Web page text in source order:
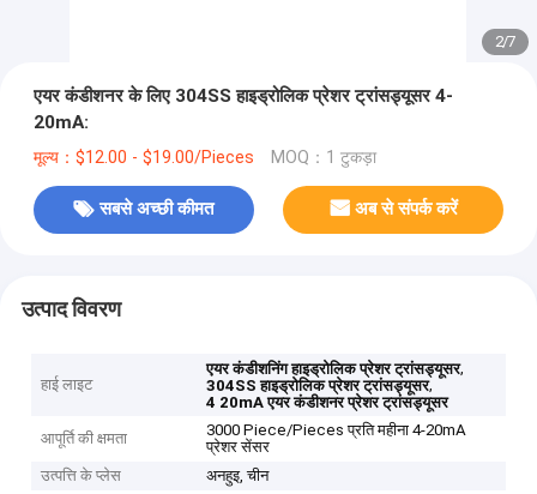
2/7
एयर कंडीशनर के लिए 304SS हाइड्रोलिक प्रेशर ट्रांसड्यूसर 4-
20mA:
मूल्य：$12.00 - $19.00/Pieces MOQ：1 टुकड़ा
सबसे अच्छी कीमत अब से संपर्क करें
उत्पाद विवरण
हाई लाइट
एयर कंडीशनिंग हाइड्रोलिक प्रेशर ट्रांसड्यूसर,
304SS हाइड्रोलिक प्रेशर ट्रांसड्यूसर,
4 20mA एयर कंडीशनर प्रेशर ट्रांसड्यूसर
आपूर्ति की क्षमता
3000 Piece/Pieces प्रति महीना 4-20mA
प्रेशर सेंसर
उत्पत्ति के प्लेस
अनहुइ, चीन